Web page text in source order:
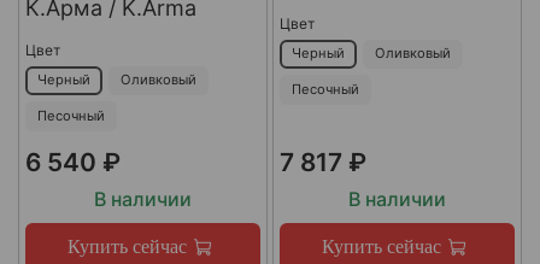
К.Арма / K.Arma
Цвет
Черный Оливковый
Песочный
6 540 ₽
В наличии
Купить сейчас
Цвет
Черный Оливковый
Песочный
7 817 ₽
В наличии
Купить сейчас